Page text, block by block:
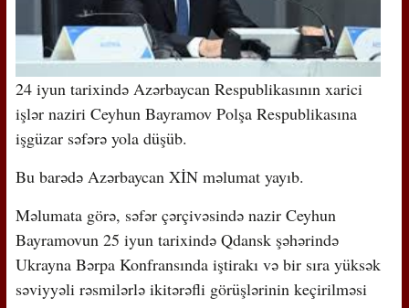
24 iyun tarixində Azərbaycan Respublikasının xarici
işlər naziri Ceyhun Bayramov Polşa Respublikasına
işgüzar səfərə yola düşüb.
Bu barədə Azərbaycan XİN məlumat yayıb.
Məlumata görə, səfər çərçivəsində nazir Ceyhun
Bayramovun 25 iyun tarixində Qdansk şəhərində
Ukrayna Bərpa Konfransında iştirakı və bir sıra yüksək
səviyyəli rəsmilərlə ikitərəfli görüşlərinin keçirilməsi